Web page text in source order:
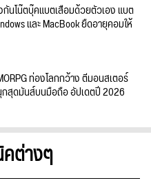
นโน๊ตบุ๊คแบตเสื่อมด้วยตัวเอง แบต
และ MacBook ยืดอายุคอมให้
ท่องโลกกว้าง ตีมอนสเตอร์
สุดมันส์บนมือถือ อัปเดตปี 2026
ต่างๆ